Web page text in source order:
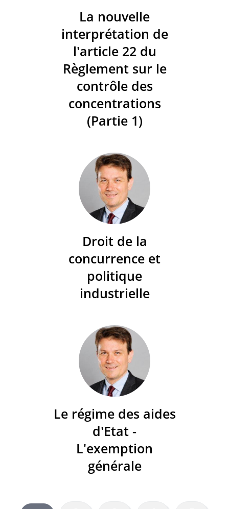
La nouvelle
interprétation de
l'article 22 du
Règlement sur le
contrôle des
concentrations
(Partie 1)
Droit de la
concurrence et
politique
industrielle
Le régime des aides
d'Etat -
L'exemption
générale